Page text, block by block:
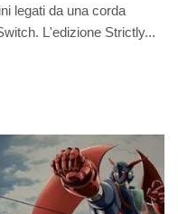
legati da una corda
L'edizione Strictly...